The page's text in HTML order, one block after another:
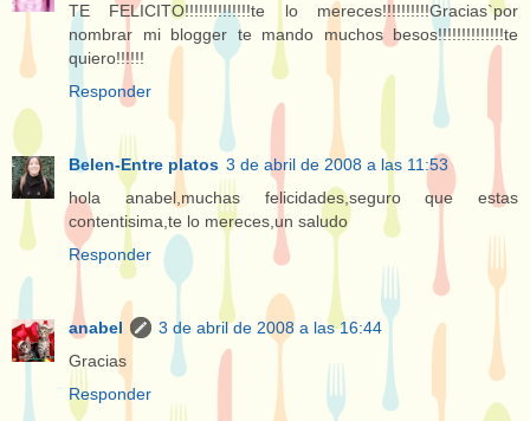
TE FELICITO!!!!!!!!!!!!!!te lo mereces!!!!!!!!!!Gracias`por
nombrar mi blogger te mando muchos besos!!!!!!!!!!!!!!te
quiero!!!!!!
Responder
Belen-Entre platos 3 de abril de 2008 a las 11:53
hola anabel,muchas felicidades,seguro que estas
contentisima,te lo mereces,un saludo
Responder
anabel
3 de abril de 2008 a las 16:44
Gracias
Responder